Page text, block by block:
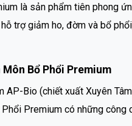
là sản phẩm tiên phong
trợ giảm ho, đờm và bổ
Bổ Phổi Premium
AP-Bio (chiết xuất Xuyên
Premium có những công